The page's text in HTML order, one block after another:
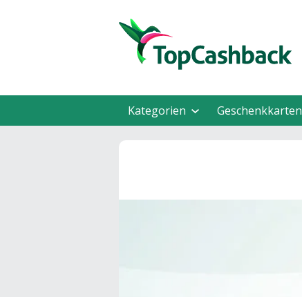
Kategorien Geschenkkarten